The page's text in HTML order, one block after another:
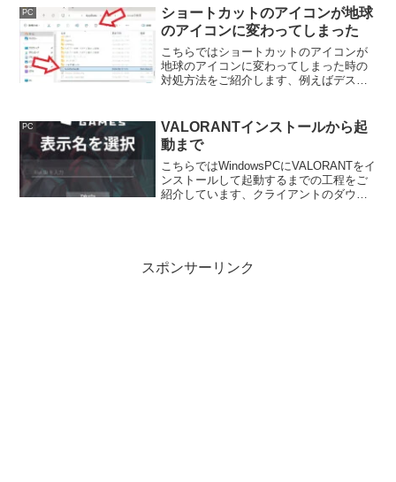
の音が鳴らない場合はこちらを確認して
みて下さい。
PC
ショートカットのアイコンが地球
のアイコンに変わってしまった
こちらではショートカットのアイコンが
地球のアイコンに変わってしまった時の
対処方法をご紹介します、例えばデスク
てしまった、そんな時には今回ご紹介す
る方法を試してみてください。
PC
VALORANTインストールから起
動まで
こちらではWindowsPCにVALORANTをイ
ンストールして起動するまでの工程をご
紹介しています、クライアントのダウン
スポンサーリンク